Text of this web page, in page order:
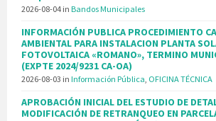
2026-08-04 in Bandos Municipales
INFORMACIÓN PUBLICA PROCEDIMIENTO
AMBIENTAL PARA INSTALACION PLANTA
FOTOVOLTAICA «ROMANO», TERMINO
(EXPTE 2024/9231 CA-OA)
2026-08-03 in Información Pública, OFICINA TÉCNICA
APROBACIÓN INICIAL DEL ESTUDIO DE
MODIFICACIÓN DE RETRANQUEO EN